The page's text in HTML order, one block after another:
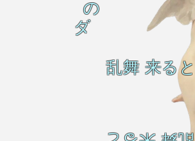
乱舞 来ると
の
ダ